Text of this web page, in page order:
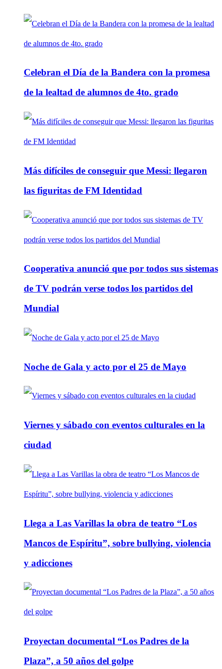
Celebran el Día de la Bandera con la promesa
de la lealtad de alumnos de 4to. grado
Más difíciles de conseguir que Messi: llegaron
las figuritas de FM Identidad
Cooperativa anunció que por todos sus sistemas
de TV podrán verse todos los partidos del
Mundial
Noche de Gala y acto por el 25 de Mayo
Viernes y sábado con eventos culturales en la
ciudad
Llega a Las Varillas la obra de teatro “Los
Mancos de Espíritu”, sobre bullying, violencia
y adicciones
Proyectan documental “Los Padres de la
Plaza”, a 50 años del golpe